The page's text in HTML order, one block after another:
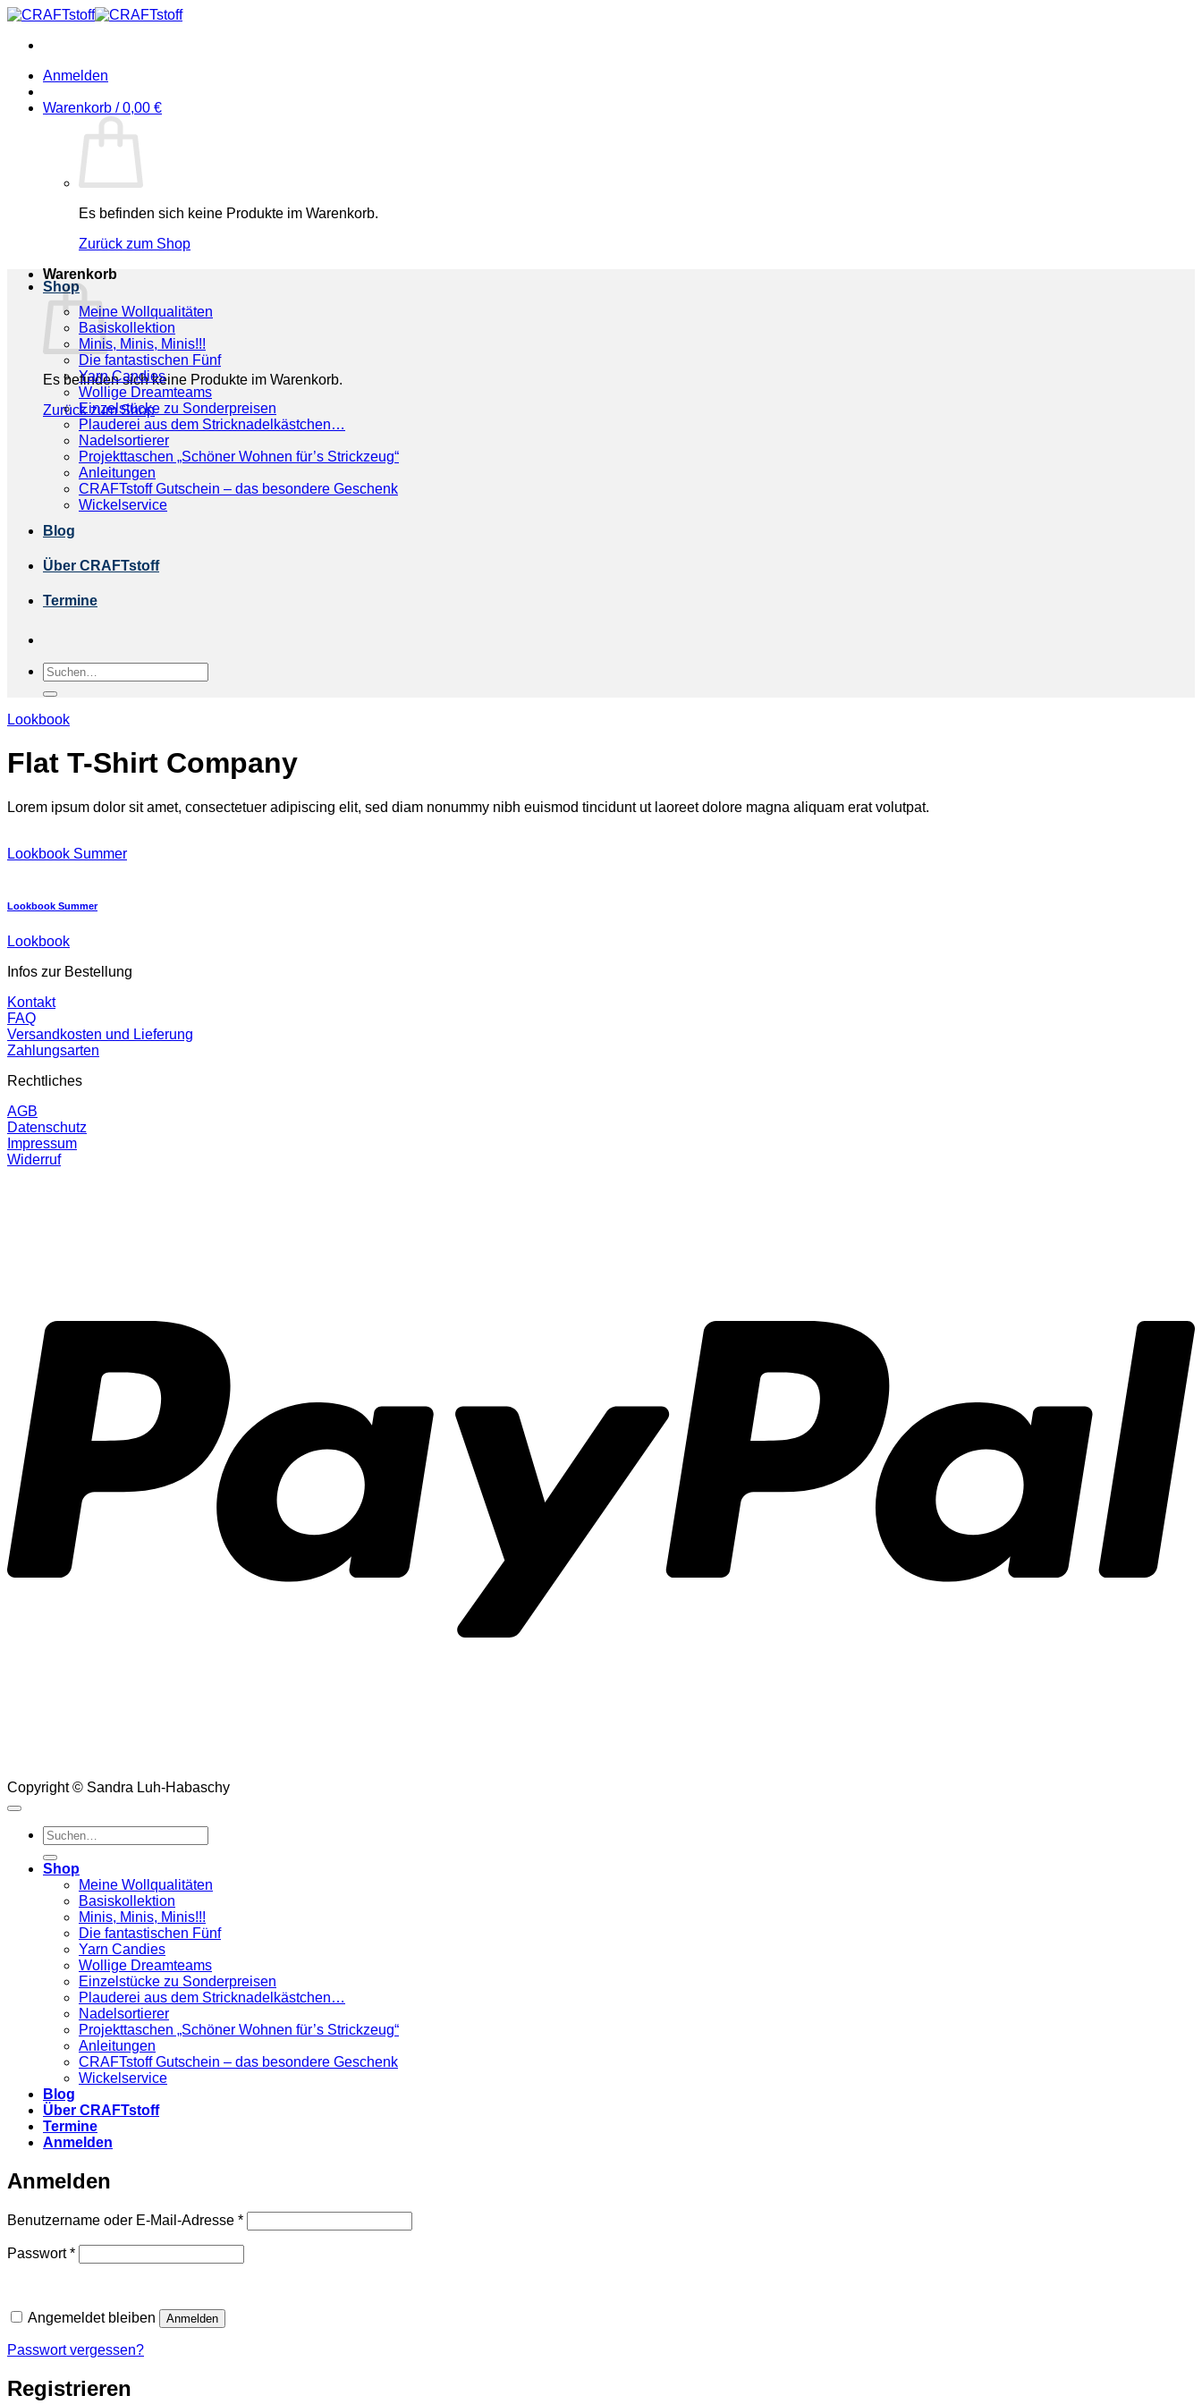
Zum
springen
Anmelden
Warenkorb /0,00 €
Es befinden sich keine Produkte im Warenkorb.
Zurück zum Shop
Warenkorb
Es befinden sich keine Produkte im Warenkorb.
Zurück zum Shop
Shop
Meine Wollqualitäten
Basiskollektion
Minis, Minis, Minis!!!
Die fantastischen Fünf
Yarn Candies
Wollige Dreamteams
Einzelstücke zu Sonderpreisen
Plauderei aus dem Stricknadelkästchen…
Nadelsortierer
Projekttaschen „Schöner Wohnen für’s Strickzeug“
Anleitungen
CRAFTstoff Gutschein – das besondere Geschenk
Wickelservice
Blog
Über CRAFTstoff
Termine
Suchen
nach:
Lookbook
Flat T-Shirt Company
Lorem ipsum dolor sit amet, consectetuer adipiscing elit, sed diam nonummy nibh euismod tincidunt ut laoreet dolore magna aliquam erat volutpat.
Lookbook Summer
Lookbook Summer
Lookbook
Infos zur Bestellung
Kontakt
FAQ
Versandkosten und Lieferung
Zahlungsarten
Rechtliches
AGB
Datenschutz
Impressum
Widerruf
Copyright © Sandra Luh-Habaschy
Suchen
nach:
Shop
Meine Wollqualitäten
Basiskollektion
Minis, Minis, Minis!!!
Die fantastischen Fünf
Yarn Candies
Wollige Dreamteams
Einzelstücke zu Sonderpreisen
Plauderei aus dem Stricknadelkästchen…
Nadelsortierer
Projekttaschen „Schöner Wohnen für’s Strickzeug“
Anleitungen
CRAFTstoff Gutschein – das besondere Geschenk
Wickelservice
Blog
Über CRAFTstoff
Termine
Anmelden
Anmelden
Benutzername oder E-Mail-Adresse *Erforderlich
Passwort*Erforderlich
Angemeldet bleiben Anmelden
Passwort vergessen?
Registrieren